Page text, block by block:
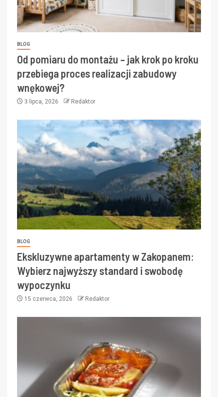
BLOG
Od pomiaru do montażu – jak krok po kroku
przebiega proces realizacji zabudowy
wnękowej?
3 lipca, 2026 Redaktor
BLOG
Ekskluzywne apartamenty w Zakopanem:
Wybierz najwyższy standard i swobodę
wypoczynku
15 czerwca, 2026 Redaktor